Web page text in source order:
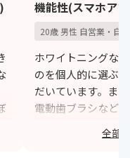
機能性(スマホア
20歳 男性 自営業・自
ホワイトニングな
のを個人的に選ぶ
だいています。ま
電動歯ブラシなど
全部